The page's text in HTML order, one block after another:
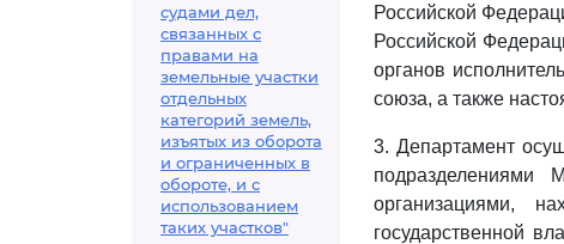
судами дел,
связанных с
правами на
земельные участки
отдельных
категорий земель,
изъятых из оборота
и ограниченных в
обороте, и с
использованием
таких участков"
Российской
Российской
органов
союза, а также
3. Департамент
подразделениями
организациями,
государственной